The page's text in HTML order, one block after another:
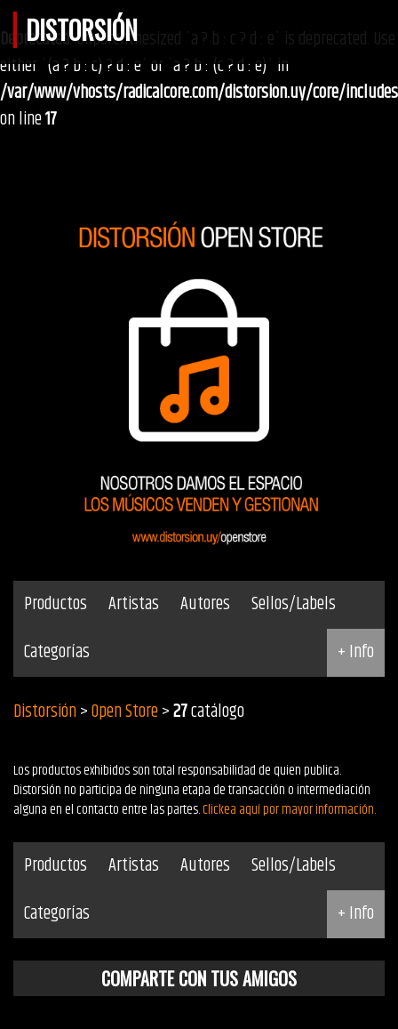
Deprecated: Unparenthesized `a ? b : c ? d : e` is deprecated. Use
either `(a ? b : c) ? d : e` or `a ? b : (c ? d : e)` in
/var/www/vhosts/radicalcore.com/distorsion.uy/core/
on line17
DISTORSIÓN
Productos Artistas Autores
Sellos/Labels
Categorías
+ Info
Distorsión>Open Store>27catálogo
Los productos exhibidos son total responsabilidad de quien publica.
Distorsión no participa de ninguna etapa de transacción o intermediación
alguna en el contacto entre las partes.Clickea aquí por mayor información.
Productos Artistas Autores
Sellos/Labels
Categorías
+ Info
COMPARTE CON TUS AMIGOS